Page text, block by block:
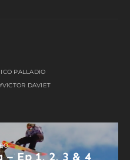
PALLADIO
VICTOR DAVIET
– Ep 1, 2, 3 & 4